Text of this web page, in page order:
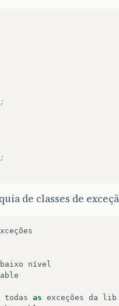
;
;
de classes de
baixo
nível
todas as exceções da
lib